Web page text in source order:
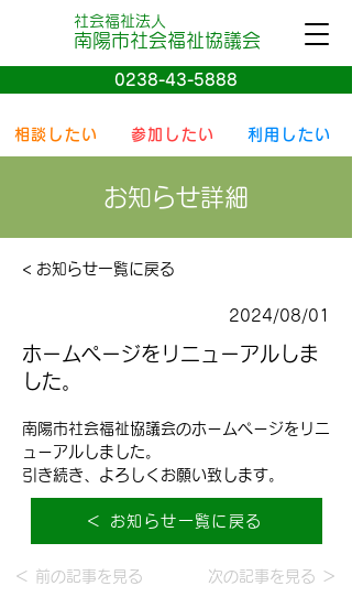
社会福祉法人
南陽市社会福祉協議会
0238-43-5888
参加したい 利用したい
相談したい
お知らせ詳細
< お知らせ一覧に戻る
2024/08/01
ホームページをリニューアルしま
した。
南陽市社会福祉協議会のホームページをリニ
ューアルしました。
引き続き、よろしくお願い致します。
＜ お知らせ一覧に戻る
＜ 前の記事を見る 次の記事を見る ＞